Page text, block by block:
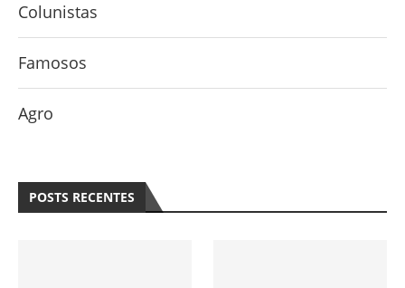
Colunistas
Famosos
Agro
POSTS RECENTES